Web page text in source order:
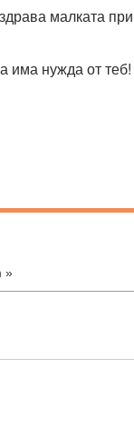
малката
има нужда от теб!
»